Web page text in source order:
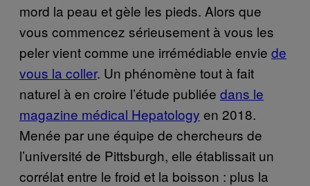
mord la peau et gèle les pieds. Alors que
vous commencez sérieusement à vous les
peler vient comme une irrémédiable envie de
vous la coller. Un phénomène tout à fait
naturel à en croire l’étude publiée dans le
magazine médical Hepatology en 2018.
Menée par une équipe de chercheurs de
l’université de Pittsburgh, elle établissait un
corrélat entre le froid et la boisson : plus la